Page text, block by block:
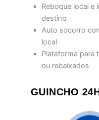
Reboque local e
destino
Auto socorro
local
Plataforma para
ou rebaixados
GUINCHO